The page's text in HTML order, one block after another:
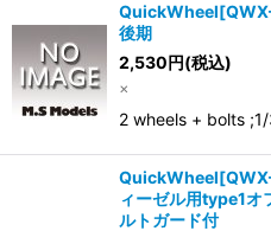
後期
2,530円(税込)
×
2 wheels + bolts
ィーゼル用type1オ
ルトガード付